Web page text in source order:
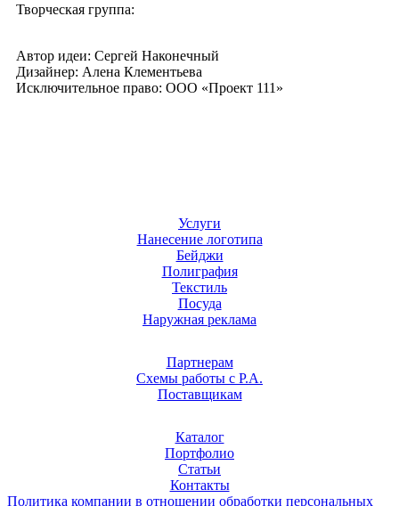
Творческая группа:
Автор идеи: Сергей Наконечный
Дизайнер: Алена Клементьева
Исключительное право: ООО «Проект 111»
Услуги
Нанесение логотипа
Бейджи
Полиграфия
Текстиль
Посуда
Наружная реклама
Партнерам
Схемы работы с Р.А.
Поставщикам
Каталог
Портфолио
Статьи
Контакты
Политика компании в отношении обработки персональных